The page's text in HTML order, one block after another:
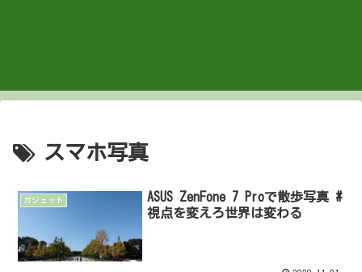
スマホ写真
ガジェット
ASUS ZenFone 7 Proで散歩写真 #
視点を変えろ世界は変わる